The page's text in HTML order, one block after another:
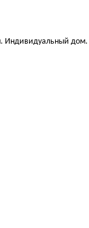
Индивидуальный дом.